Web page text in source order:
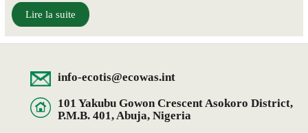
Lire la suite
info-ecotis@ecowas.int
101 Yakubu Gowon Crescent Asokoro District,
P.M.B. 401, Abuja, Nigeria